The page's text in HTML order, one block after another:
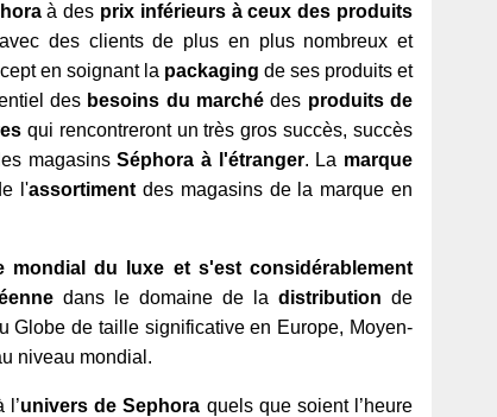
à des prix inférieurs à ceux des produits
des clients de plus en plus nombreux et
en soignant la packaging de ses produits et
des besoins du marchédes produits de
qui rencontreront un très gros succès, succès
magasinsSéphora à l'étranger. La marque
l'assortiment des magasins de la marque en
mondial du luxe et s'est considérablement
dans le domaine de la distribution de
Globe de taille significative en Europe, Moyen-
niveau mondial.
l’univers de Sephora quels que soient l’heure